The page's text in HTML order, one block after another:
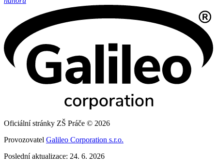
Oficiální stránky ZŠ Práče © 2026
Provozovatel Galileo Corporation s.r.o.
Poslední aktualizace: 24. 6. 2026